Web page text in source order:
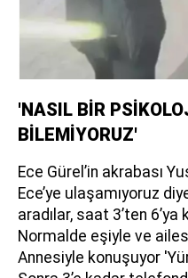
'NASIL BİR
BİLEMİYORUZ'
Ece Gürel’in akrabası
Ece’ye ulaşamıyoruz
aradılar, saat 3’ten
Normalde eşiyle ve
Annesiyle konuşuyor